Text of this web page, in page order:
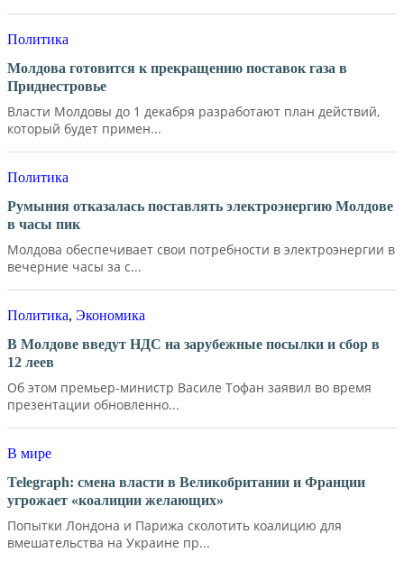
Политика
Молдова готовится к прекращению поставок газа в
Приднестровье
Власти Молдовы до 1 декабря разработают план действий,
который будет примен...
Политика
Румыния отказалась поставлять электроэнергию Молдове
в часы пик
Молдова обеспечивает свои потребности в электроэнергии в
вечерние часы за с...
Политика, Экономика
В Молдове введут НДС на зарубежные посылки и сбор в
12 леев
Об этом премьер-министр Василе Тофан заявил во время
презентации обновленно...
В мире
Telegraph: смена власти в Великобритании и Франции
угрожает «коалиции желающих»
Попытки Лондона и Парижа сколотить коалицию для
вмешательства на Украине пр...